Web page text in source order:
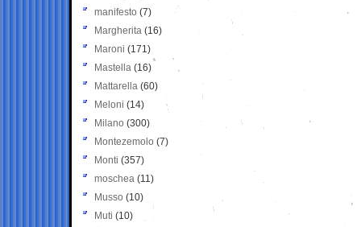
manifesto (7)
Margherita (16)
Maroni (171)
Mastella (16)
Mattarella (60)
Meloni (14)
Milano (300)
Montezemolo (7)
Monti (357)
moschea (11)
Musso (10)
Muti (10)